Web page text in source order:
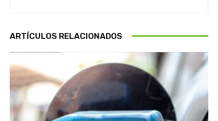
ARTÍCULOS RELACIONADOS